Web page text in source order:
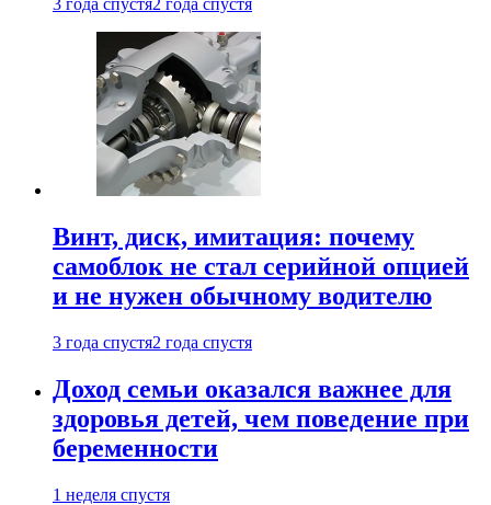
3 года спустя2 года спустя
Винт, диск, имитация: почему
самоблок не стал серийной опцией
и не нужен обычному водителю
3 года спустя2 года спустя
Доход семьи оказался важнее для
здоровья детей, чем поведение при
беременности
1 неделя спустя